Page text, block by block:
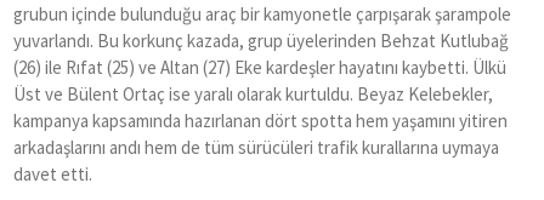
grubun içinde bulunduğu araç bir kamyonetle çarpışarak şarampole
yuvarlandı. Bu korkunç kazada, grup üyelerinden Behzat Kutlubağ
(26) ile Rıfat (25) ve Altan (27) Eke kardeşler hayatını kaybetti. Ülkü
Üst ve Bülent Ortaç ise yaralı olarak kurtuldu. Beyaz Kelebekler,
kampanya kapsamında hazırlanan dört spotta hem yaşamını yitiren
arkadaşlarını andı hem de tüm sürücüleri trafik kurallarına uymaya
davet etti.